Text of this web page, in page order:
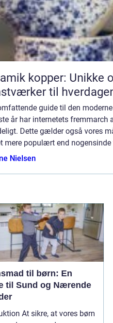
kopper: Unikke
til
guide til den
år har internetets
Dette gælder også vores
mere populært end nogensinde
Nielsen
til børn: En
til Sund og Nærende
At sikre, at vores børn